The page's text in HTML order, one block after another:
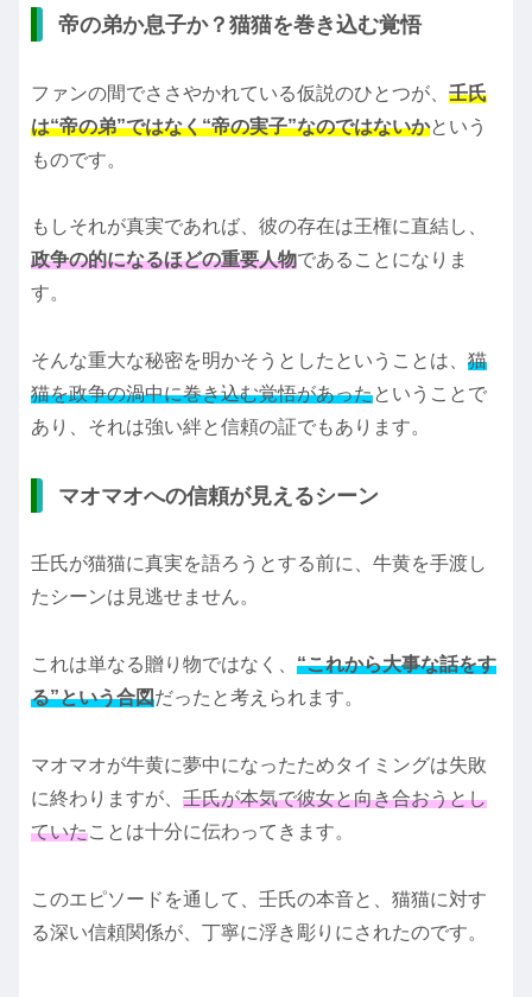
帝の弟か息子か？猫猫を巻き込む覚悟
ファンの間でささやかれている仮説のひとつが、 壬氏
は“帝の弟”ではなく“帝の実子”なのではないかという
ものです。
もしそれが真実であれば、彼の存在は王権に直結し、
政争の的になるほどの重要人物であることになりま
す。
そんな重大な秘密を明かそうとしたということは、 猫
猫を政争の渦中に巻き込む覚悟があったということで
あり、それは強い絆と信頼の証でもあります。
マオマオへの信頼が見えるシーン
壬氏が猫猫に真実を語ろうとする前に、牛黄を手渡し
たシーンは見逃せません。
これは単なる贈り物ではなく、 “これから大事な話をす
る”という合図だったと考えられます。
マオマオが牛黄に夢中になったためタイミングは失敗
に終わりますが、 壬氏が本気で彼女と向き合おうとし
ていたことは十分に伝わってきます。
このエピソードを通して、壬氏の本音と、猫猫に対す
る深い信頼関係が、丁寧に浮き彫りにされたのです。